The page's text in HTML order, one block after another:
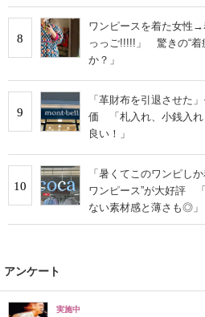
8
ワンピースを着た女性
っっご!!!!!」 驚きの“着
か？」
9
「革財布を引退させた
価 「札入れ、小銭入れ
良い！」
10
「暑くてこのワンピし
ワンピース”が大好評
ない素材感と薄さも◎」
アンケート
実施中